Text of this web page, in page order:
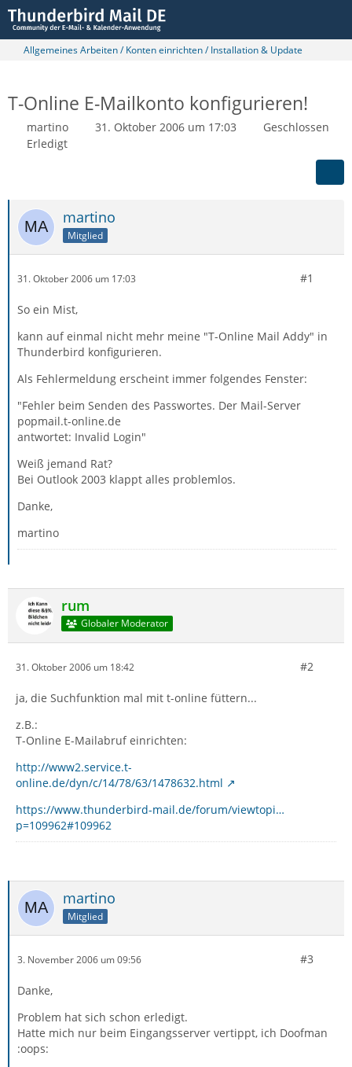
Allgemeines Arbeiten / Konten einrichten / Installation & Update
T-Online E-Mailkonto konfigurieren!
martino 31. Oktober 2006 um 17:03
Geschlossen
Erledigt
martino
Mitglied
31. Oktober 2006 um 17:03 #1
So ein Mist,
kann auf einmal nicht mehr meine "T-Online Mail Addy" in
Thunderbird konfigurieren.
Als Fehlermeldung erscheint immer folgendes Fenster:
"Fehler beim Senden des Passwortes. Der Mail-Server
popmail.t-online.de
antwortet: Invalid Login"
Weiß jemand Rat?
Bei Outlook 2003 klappt alles problemlos.
Danke,
martino
rum
Globaler Moderator
31. Oktober 2006 um 18:42 #2
ja, die Suchfunktion mal mit t-online füttern...
z.B.:
T-Online E-Mailabruf einrichten:
http://www2.service.t-
online.de/dyn/c/14/78/63/1478632.html
https://www.thunderbird-mail.de/forum/viewtopi…
p=109962#109962
martino
Mitglied
3. November 2006 um 09:56 #3
Danke,
Problem hat sich schon erledigt.
Hatte mich nur beim Eingangsserver vertippt, ich Doofman
:oops: